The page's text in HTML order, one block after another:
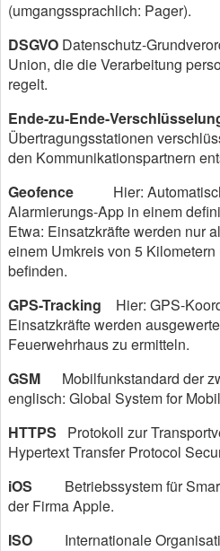
(umgangssprachlich: Pager).
DSGVO Datenschutz-
Union, die die Verarbeitung
regelt.
Ende-zu-Ende-
Übertragungsstationen
den Kommunikationspartnern
Geofence Hier:
Alarmierungs-App in einem
Etwa: Einsatzkräfte werden nur
einem Umkreis von 5
befinden.
GPS-Tracking Hier: GPS-
Einsatzkräfte werden
Feuerwehrhaus zu ermitteln.
GSM Mobilfunkstandard der
englisch: Global System for
HTTPS Protokoll zur
Hypertext Transfer Protocol
iOS Betriebssystem für
der Firma Apple.
ISO Internationale